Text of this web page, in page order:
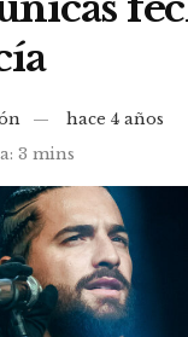
hace 4 años
3 mins